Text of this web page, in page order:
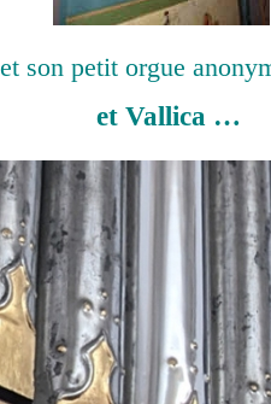
son petit orgue
et Vallica …